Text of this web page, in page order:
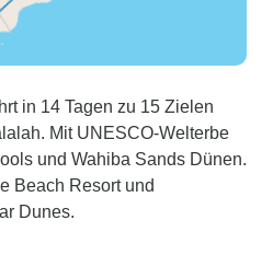
in 14 Tagen zu 15 Zielen
Mit UNESCO-Welterbe
und Wahiba Sands Dünen.
Beach Resort und
Dunes.